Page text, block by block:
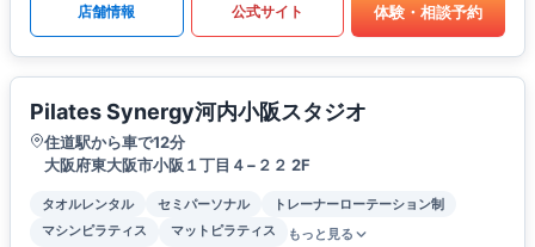
店舗情報 公式サイト 体験・相談予約
Pilates Synergy河内小阪スタジオ
住道駅から車で12分
大阪府東大阪市小阪１丁目４−２２ 2F
タオルレンタル セミパーソナル
トレーナーローテーション制
マシンピラティス
マットピラティス もっと見る